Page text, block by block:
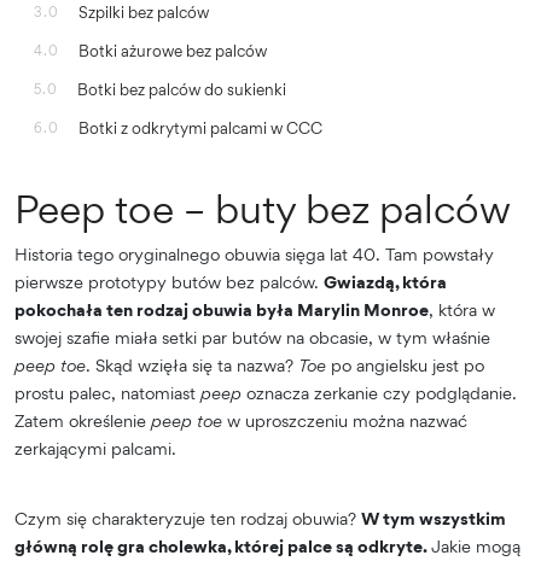
3.0 Szpilki bez palców
4.0 Botki ażurowe bez palców
5.0 Botki bez palców do sukienki
6.0 Botki z odkrytymi palcami w CCC
Peep toe – buty bez palców
Historia tego oryginalnego obuwia sięga lat 40. Tam powstały
pierwsze prototypy butów bez palców. Gwiazdą, która
pokochała ten rodzaj obuwia była Marylin Monroe, która w
swojej szafie miała setki par butów na obcasie, w tym właśnie
peep toe. Skąd wzięła się ta nazwa? Toe po angielsku jest po
prostu palec, natomiast peep oznacza zerkanie czy podglądanie.
Zatem określenie peep toe w uproszczeniu można nazwać
zerkającymi palcami.
Czym się charakteryzuje ten rodzaj obuwia? W tym wszystkim
główną rolę gra cholewka, której palce są odkryte.Jakie mogą